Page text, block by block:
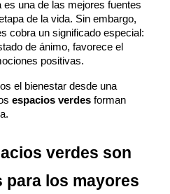
una de las mejores fuentes
de la vida. Sin embargo,
cobra un significado especial:
de ánimo, favorece el
positivas.
el bienestar desde una
espacios verdes forman
verdes son
los mayores